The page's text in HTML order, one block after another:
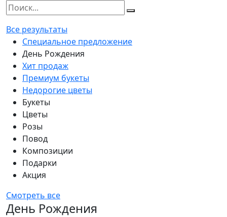
Все результаты
Специальное предложение
День Рождения
Хит продаж
Премиум букеты
Недорогие цветы
Букеты
Цветы
Розы
Повод
Композиции
Подарки
Акция
Смотреть все
День Рождения